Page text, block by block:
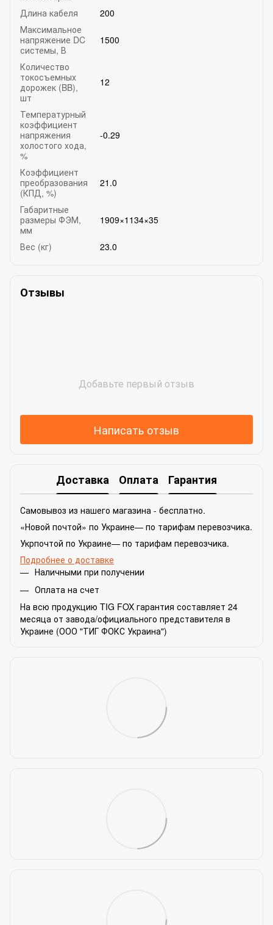
Длина кабеля
200
Максимальное
напряжение DC
системы, В
1500
Количество
токосъемных
дорожек (BB),
шт
12
Температурный
коэффициент
напряжения
холостого хода,
%
-0.29
Коэффициент
преобразования
(КПД, %)
21.0
Габаритные
размеры ФЭМ,
мм
1909×1134×35
Вес (кг) 23.0
Отзывы
Добавьте первый отзыв
Написать отзыв
Доставка Оплата Гарантия
Самовывоз из нашего магазина - бесплатно.
«Новой почтой» по Украине— по тарифам перевозчика.
Укрпочтой по Украине— по тарифам перевозчика.
Подробнее о доставке
Наличными при получении
Оплата на счет
На всю продукцию TIG FOX гарантия составляет 24
месяца от завода/официального представителя в
Украине (ООО "ТИГ ФОКС Украина")